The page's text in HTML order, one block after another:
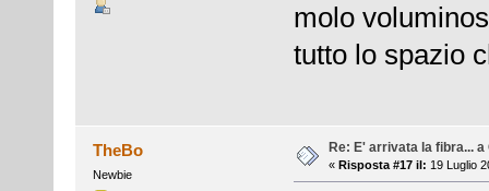
molo
tutto lo spazio
TheBo
Newbie
Re: E' arrivata la fibra... a
« Risposta #17 il: 19 Luglio